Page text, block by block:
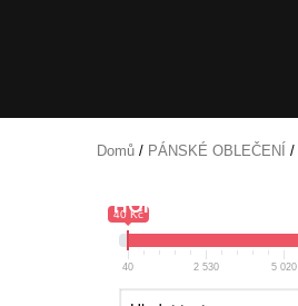
HOME
Domů / PÁNSKÉ OBLEČENÍ /
40 Kč
40 2 530 5 020